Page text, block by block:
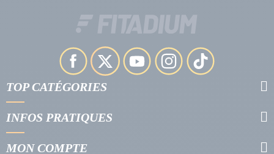
TOP CATÉGORIES
INFOS PRATIQUES
MON COMPTE